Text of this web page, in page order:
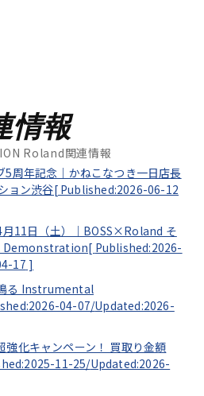
情報
Roland関連情報
5周年記念｜かねこなつき一日店長
ョン渋谷[ Published:2026-06-12
月11日（土）｜BOSS×Roland そ
Demonstration[ Published:2026-
17 ]
る Instrumental
04-07/Updated:2026-
強化キャンペーン！ 買取り金額
11-25/Updated:2026-